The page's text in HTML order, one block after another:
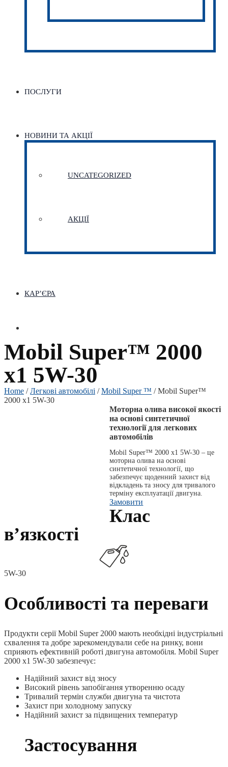
ПОСЛУГИ
НОВИНИ ТА АКЦІЇ
UNCATEGORIZED
АКЦІЇ
КАР’ЄРА
Mobil Super™ 2000
x1 5W-30
Home /Легкові автомобілі /Mobil Super ™ / Mobil Super™
2000 x1 5W-30
Моторна олива високої якості
на основі синтетичної
технології для легкових
автомобілів
Mobil Super™ 2000 x1 5W-30 – це
моторна олива на основі
синтетичної технології, що
забезпечує щоденний захист від
відкладень та зносу для тривалого
терміну експлуатації двигуна.
Замовити
Клас
вʼязкості
5W-30
Особливості та переваги
Продукти серії Mobil Super 2000 мають необхідні індустріальні
схвалення та добре зарекомендували себе на ринку, вони
сприяють ефективній роботі двигуна автомобіля. Mobil Super
2000 x1 5W-30 забезпечує:
Надійний захист від зносу
Високий рівень запобігання утворенню осаду
Тривалий термін служби двигуна та чистота
Захист при холодному запуску
Надійний захист за підвищених температур
Застосування